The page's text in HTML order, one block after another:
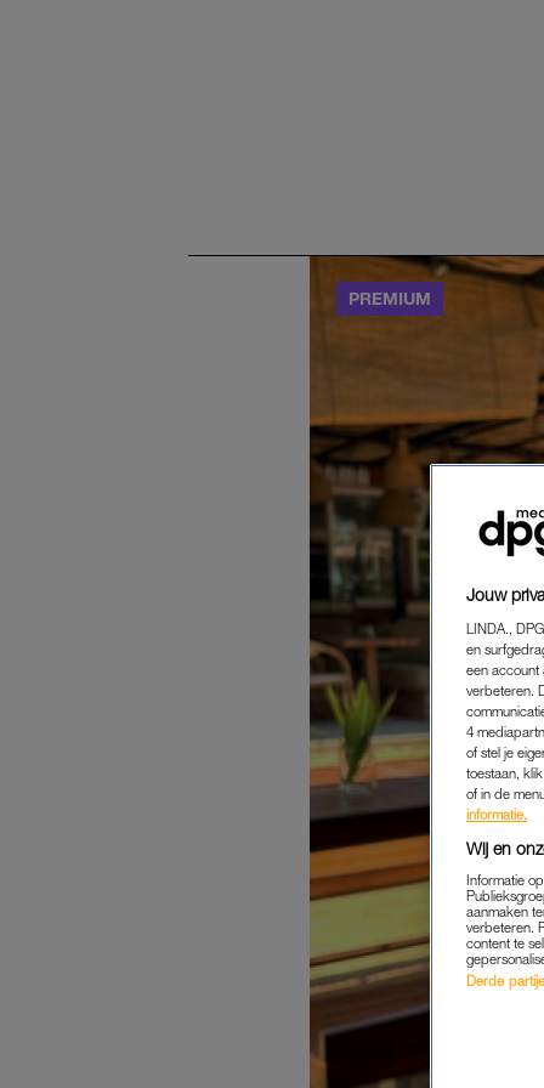
Jouw
LINDA.,
en
een account
verbeteren.
4
of stel je
toestaan,
of in de
informatie.
Wij en
Informatie
aanmaken
verbeteren.
content te
Derde